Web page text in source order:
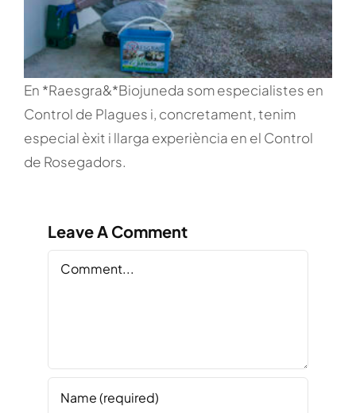
En *Raesgra&*Biojuneda som especialistes en
Control de Plagues i, concretament, tenim
especial èxit i llarga experiència en el Control
de Rosegadors.
Leave A Comment
Comment